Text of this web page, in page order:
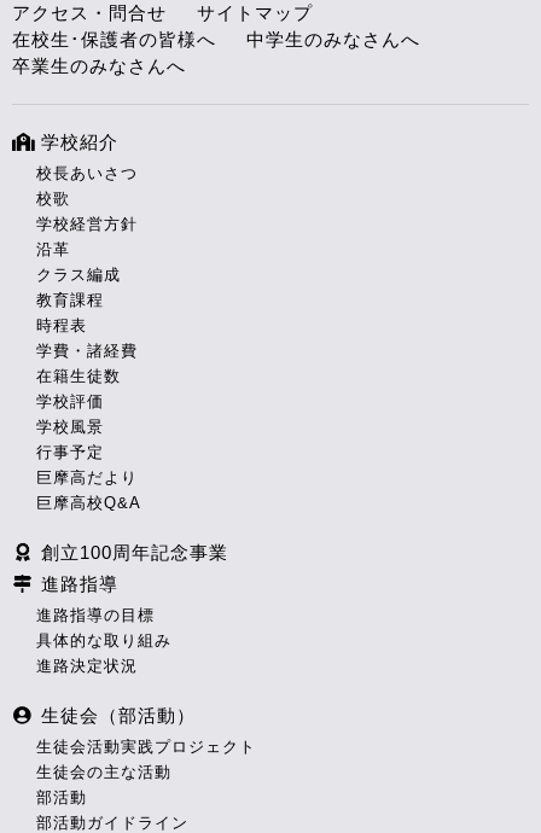
アクセス・問合せ
サイトマップ
在校生･保護者の皆様へ
中学生のみなさんへ
卒業生のみなさんへ
学校紹介
校長あいさつ
校歌
学校経営方針
沿革
クラス編成
教育課程
時程表
学費・諸経費
在籍生徒数
学校評価
学校風景
行事予定
巨摩高だより
巨摩高校Q&A
創立100周年記念事業
進路指導
進路指導の目標
具体的な取り組み
進路決定状況
生徒会（部活動）
生徒会活動実践プロジェクト
生徒会の主な活動
部活動
部活動ガイドライン